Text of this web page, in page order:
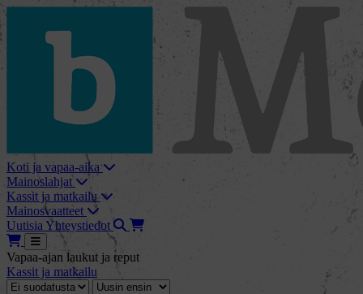
skip_to_content
bMore
Koti ja vapaa-aika
Mainoslahjat
Kassit ja matkailu
Mainosvaatteet
Uutisia Yhteystiedot HakuTarjouskori
Tarjouskori
Avaa
Vapaa-ajan laukut ja reput
Kassit ja matkailu